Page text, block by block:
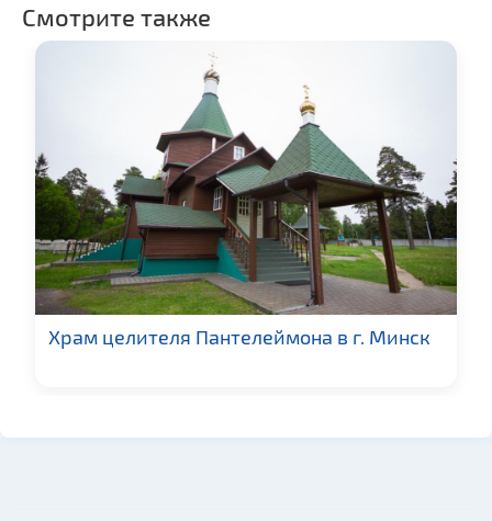
Смотрите также
Храм целителя Пантелеймона в г. Минск